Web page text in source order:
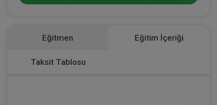
Eğitmen Eğitim İçeriği
Taksit Tablosu